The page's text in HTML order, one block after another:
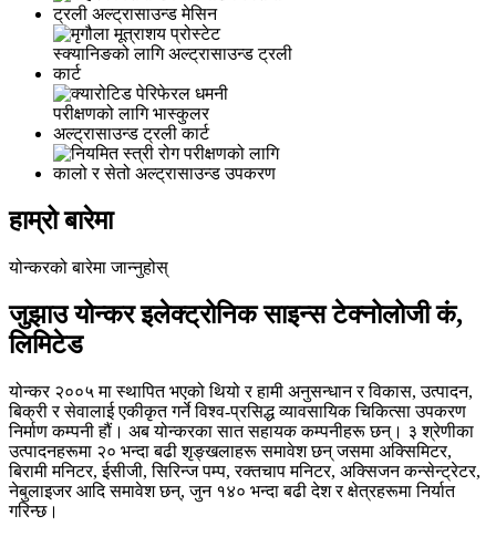
हाम्रो बारेमा
योन्करको बारेमा जान्नुहोस्
जुझाउ योन्कर इलेक्ट्रोनिक साइन्स टेक्नोलोजी कं,
लिमिटेड
योन्कर २००५ मा स्थापित भएको थियो र हामी अनुसन्धान र विकास, उत्पादन,
बिक्री र सेवालाई एकीकृत गर्ने विश्व-प्रसिद्ध व्यावसायिक चिकित्सा उपकरण
निर्माण कम्पनी हौं। अब योन्करका सात सहायक कम्पनीहरू छन्। ३ श्रेणीका
उत्पादनहरूमा २० भन्दा बढी शृङ्खलाहरू समावेश छन् जसमा अक्सिमिटर,
बिरामी मनिटर, ईसीजी, सिरिन्ज पम्प, रक्तचाप मनिटर, अक्सिजन कन्सेन्ट्रेटर,
नेबुलाइजर आदि समावेश छन्, जुन १४० भन्दा बढी देश र क्षेत्रहरूमा निर्यात
गरिन्छ।